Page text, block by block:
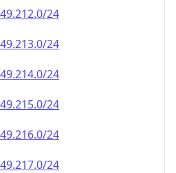
24
24
24
24
24